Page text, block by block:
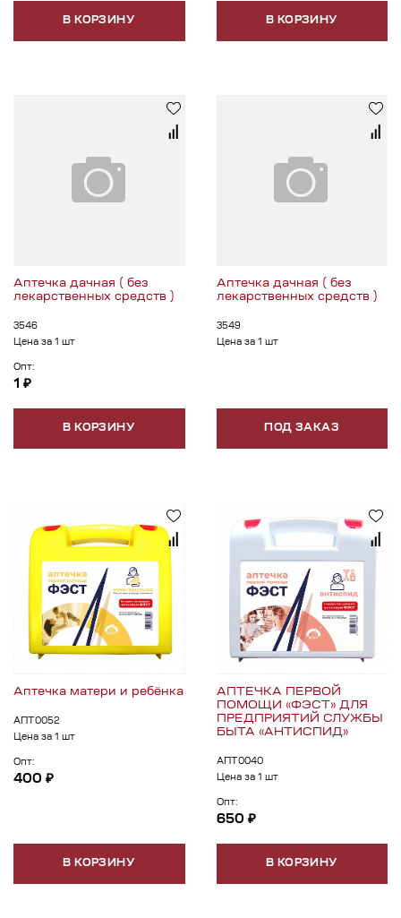
В КОРЗИНУ В КОРЗИНУ
Аптечка дачная ( без
лекарственных средств )
3546
Цена за 1 шт
Опт:
1 ₽
В КОРЗИНУ
Аптечка дачная ( без
лекарственных средств )
3549
Цена за 1 шт
ПОД ЗАКАЗ
Аптечка матери и ребёнка
АПТ0052
Цена за 1 шт
Опт:
400 ₽
В КОРЗИНУ
АПТЕЧКА ПЕРВОЙ
ПОМОЩИ «ФЭСТ» ДЛЯ
ПРЕДПРИЯТИЙ СЛУЖБЫ
БЫТА «АНТИСПИД»
АПТ0040
Цена за 1 шт
Опт:
650 ₽
В КОРЗИНУ